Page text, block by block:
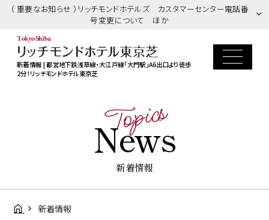
（ 重要なお知らせ ）リッチモンドホテルズ カスタマーセンター電話番
号変更について ほか
新着情報 | 都営地下鉄浅草線・大江戸線「大門駅」A6出口より徒歩
2分！リッチモンドホテル東京芝
News
Topics
新着情報
新着情報